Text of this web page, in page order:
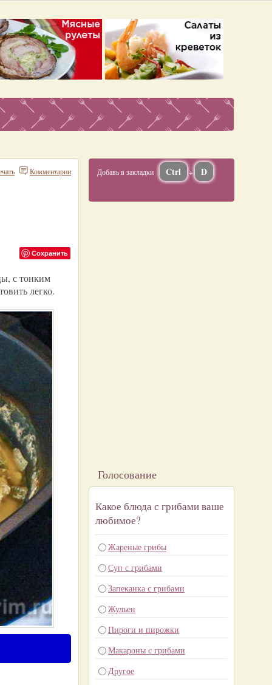
Комментарии
Сохранить
с тонким
легко.
Добавь в закладки Ctrl + D
Голосование
Какое блюда с грибами ваше
любимое?
Жареные грибы
Суп с грибами
Запеканка с грибами
Жульен
Пироги и пирожки
Макароны с грибами
Другое